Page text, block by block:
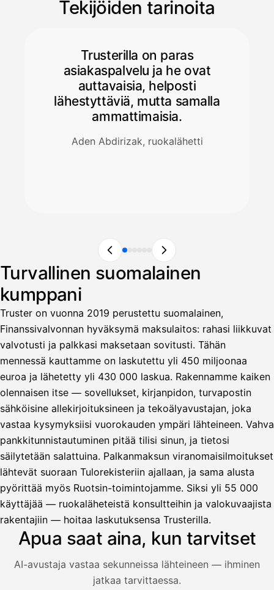
Tekijöiden tarinoita
Trusterilla on paras
asiakaspalvelu ja he ovat
auttavaisia, helposti
lähestyttäviä, mutta samalla
ammattimaisia.
Aden Abdirizak, ruokalähetti
Turvallinen suomalainen
kumppani
Truster on vuonna 2019 perustettu suomalainen,
Finanssivalvonnan hyväksymä maksulaitos: rahasi liikkuvat
valvotusti ja palkkasi maksetaan sovitusti. Tähän
mennessä kauttamme on laskutettu yli 450 miljoonaa
euroa ja lähetetty yli 430 000 laskua. Rakennamme kaiken
olennaisen itse — sovellukset, kirjanpidon, turvapostin
sähköisine allekirjoituksineen ja tekoälyavustajan, joka
vastaa kysymyksiisi vuorokauden ympäri lähteineen. Vahva
pankkitunnistautuminen pitää tilisi sinun, ja tietosi
säilytetään salattuina. Palkanmaksun viranomaisilmoitukset
lähtevät suoraan Tulorekisteriin ajallaan, ja sama alusta
pyörittää myös Ruotsin-toimintojamme. Siksi yli 55 000
käyttäjää — ruokaläheteistä konsultteihin ja valokuvaajista
rakentajiin — hoitaa laskutuksensa Trusterilla.
Apua saat aina, kun tarvitset
AI-avustaja vastaa sekunneissa lähteineen — ihminen
jatkaa tarvittaessa.
Avustaja
Hei! Miten voin auttaa?
Avaa Kuitit-välilehti ja valitse